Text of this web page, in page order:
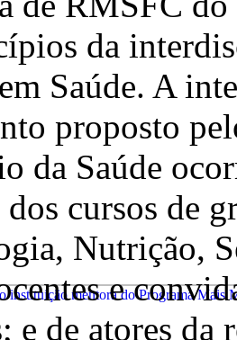
da
Saúde. A
proposto
da Saúde
dos cursos de
Nutrição,
e
e de atores da